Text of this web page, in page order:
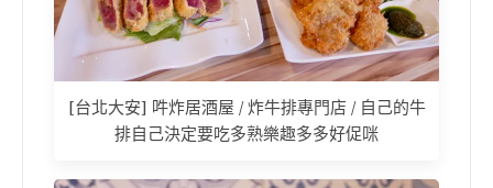
[台北大安] 吽炸居酒屋 / 炸牛排專門店 / 自己的牛
排自己決定要吃多熟樂趣多多好促咪